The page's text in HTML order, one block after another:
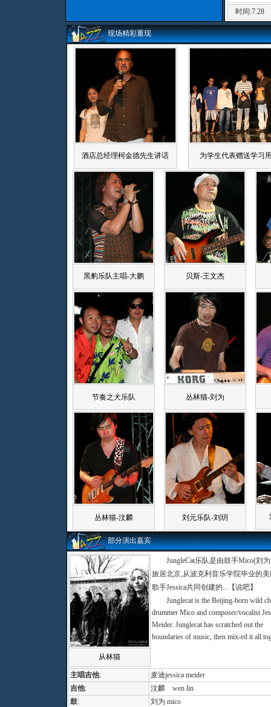
时间:7.28
现场精彩重现
酒店总经理柯金德先生讲话 为学生代表赠送学习
黑豹乐队主唱-大鹏 贝斯-王文杰
节奏之犬乐队 丛林猫-刘为
丛林猫-汶麟 刘元乐队-刘玥
部分演出嘉宾
从林猫
JungleCat乐队是由鼓手Mico(刘
旅居北京,从波克利音乐学院毕业的
歌手Jessica共同创建的... 【说吧】
Junglecat is the Beijing-born wild
drummer Mico and composer/vocalist
Meider. Junglecat has scratched out the
boundaries of music, then mix-ed it all
主唱吉他:
麦迪jessica meider
吉他:
汶麟 wen lin
鼓:
刘为 mico